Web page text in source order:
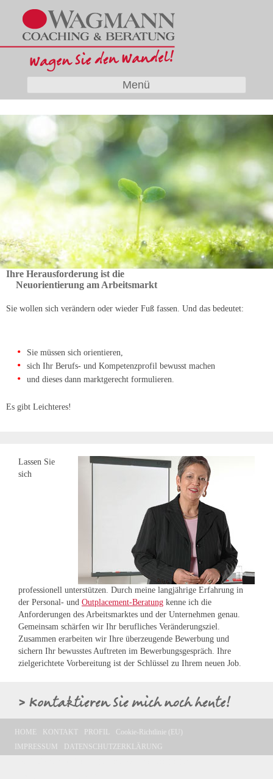
Wagmann
Coaching und Beratung
Menü
Ihre Herausforderung ist die
Neuorientierung am Arbeitsmarkt
Sie wollen sich verändern oder wieder Fuß fassen. Und das bedeutet:
Sie müssen sich orientieren,
sich Ihr Berufs- und Kompetenzprofil bewusst machen
und dieses dann marktgerecht formulieren.
Es gibt Leichteres!
Lassen Sie
sich
professionell unterstützen. Durch meine langjährige Erfahrung in
der Personal- und Outplacement-Beratung kenne ich die
Anforderungen des Arbeitsmarktes und der Unternehmen genau.
Gemeinsam schärfen wir Ihr berufliches Veränderungsziel.
Zusammen erarbeiten wir Ihre überzeugende Bewerbung und
sichern Ihr bewusstes Auftreten im Bewerbungsgespräch. Ihre
zielgerichtete Vorbereitung ist der Schlüssel zu Ihrem neuen Job.
HOME KONTAKT PROFIL
Cookie-Richtlinie (EU)
IMPRESSUM
DATENSCHUTZERKLÄRUNG